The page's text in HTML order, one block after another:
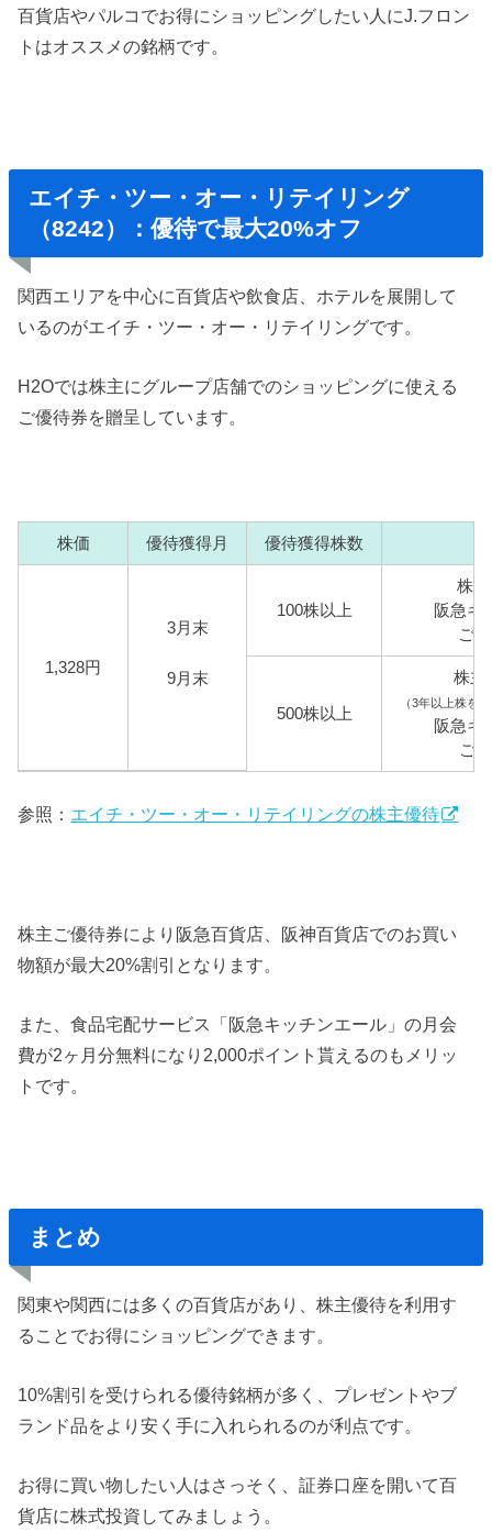
百貨店やパルコでお得にショッピングしたい人にJ.フロン
トはオススメの銘柄です。
エイチ・ツー・オー・リテイリング
（8242）：優待で最大20%オフ
関西エリアを中心に百貨店や飲食店、ホテルを展開して
いるのがエイチ・ツー・オー・リテイリングです。
H2Oでは株主にグループ店舗でのショッピングに使える
ご優待券を贈呈しています。
株価 優待獲得月 優待獲得株数
1,328円
3月末
9月末
100株以上
株
阪急キ
ご
500株以上
株主
（3年以上株を
阪急キ
ご
参照： エイチ・ツー・オー・リテイリングの株主優待
株主ご優待券により阪急百貨店、阪神百貨店でのお買い
物額が最大20%割引となります。
また、食品宅配サービス「阪急キッチンエール」の月会
費が2ヶ月分無料になり2,000ポイント貰えるのもメリッ
トです。
まとめ
関東や関西には多くの百貨店があり、株主優待を利用す
ることでお得にショッピングできます。
10%割引を受けられる優待銘柄が多く、プレゼントやブ
ランド品をより安く手に入れられるのが利点です。
お得に買い物したい人はさっそく、証券口座を開いて百
貨店に株式投資してみましょう。